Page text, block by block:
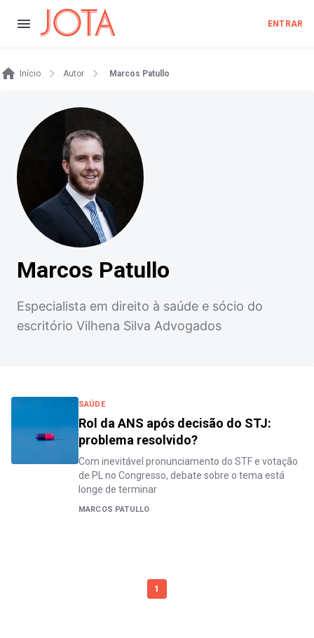
ENTRAR
Início Autor Marcos Patullo
Marcos Patullo
Especialista em direito à saúde e sócio do
escritório Vilhena Silva Advogados
SAÚDE
Rol da ANS após decisão do STJ:
problema resolvido?
Com inevitável pronunciamento do STF e votação
de PL no Congresso, debate sobre o tema está
longe de terminar
MARCOS PATULLO
1